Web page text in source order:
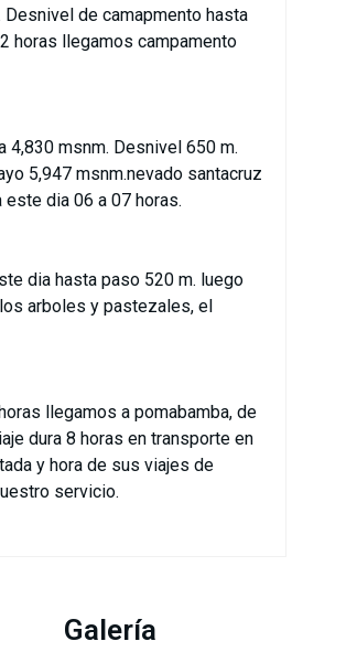
de camapmento hasta
horas llegamos campamento
4,830 msnm. Desnivel 650 m.
5,947 msnm.nevado santacruz
este dia 06 a 07 horas.
dia hasta paso 520 m. luego
arboles y pastezales, el
llegamos a pomabamba, de
dura 8 horas en transporte en
y hora de sus viajes de
servicio.
Galería